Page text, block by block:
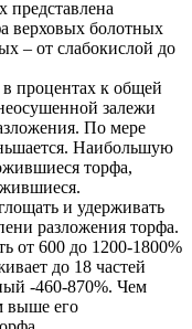
представлена
верховых болотных
– от слабокислой до
процентах к общей
залежи
По мере
Наибольшую
торфа,
и удерживать
разложения торфа.
от 600 до 1200-1800%
до 18 частей
-460-870%. Чем
выше его